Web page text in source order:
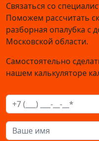
Связаться со
Поможем рассчитать
разборная опалубка с
Московской области.
Самостоятельно
нашем калькуляторе